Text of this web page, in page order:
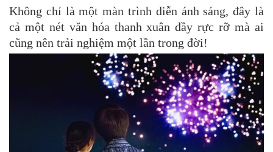
Không chỉ là một màn trình diễn ánh sáng, đây là
cả một nét văn hóa thanh xuân đầy rực rỡ mà ai
cũng nên trải nghiệm một lần trong đời!